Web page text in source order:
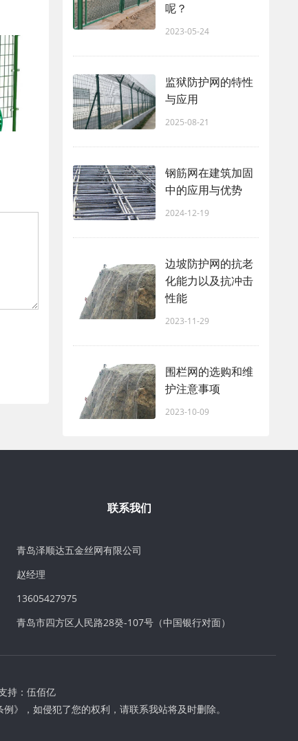
呢？
2023-05-24
监狱防护网的特性
与应用
2025-08-21
钢筋网在建筑加固
中的应用与优势
2024-12-19
边坡防护网的抗老
化能力以及抗冲击
性能
2023-11-29
围栏网的选购和维
护注意事项
2023-10-09
联系我们
青岛泽顺达五金丝网有限公司
赵经理
13605427975
青岛市四方区人民路28癸-107号（中国银行对面）
持： 伍佰亿
》，如侵犯了您的权利，请联系我站将及时删除。